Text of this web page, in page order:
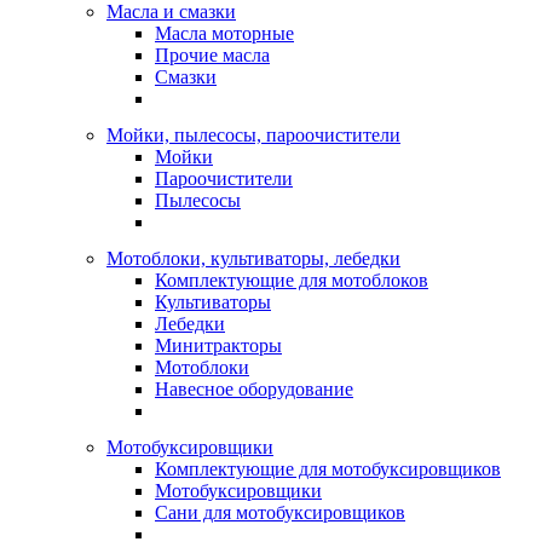
Масла и смазки
Масла моторные
Прочие масла
Смазки
Мойки, пылесосы, пароочистители
Мойки
Пароочистители
Пылесосы
Мотоблоки, культиваторы, лебедки
Комплектующие для мотоблоков
Культиваторы
Лебедки
Минитракторы
Мотоблоки
Навесное оборудование
Мотобуксировщики
Комплектующие для мотобуксировщиков
Мотобуксировщики
Сани для мотобуксировщиков